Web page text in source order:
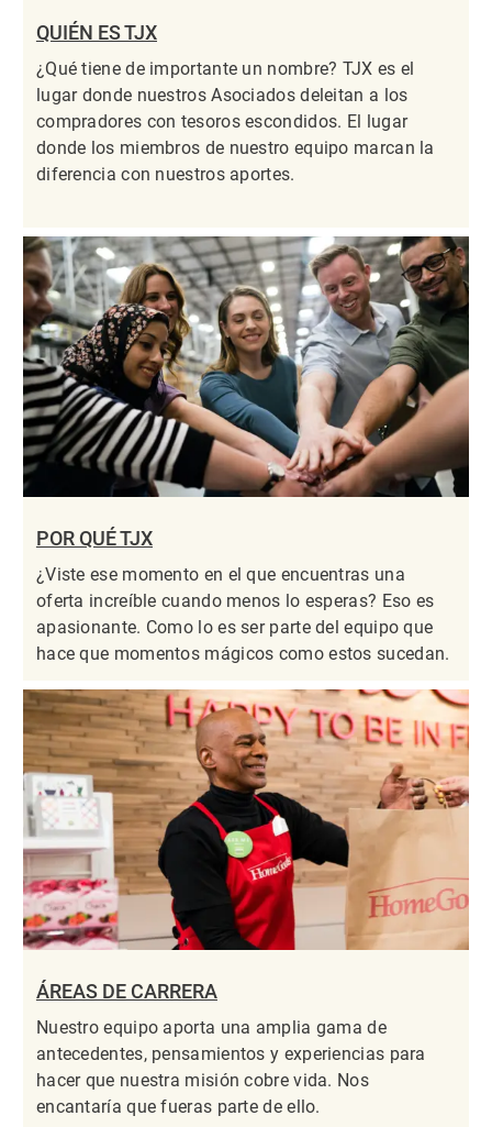
QUIÉN ES TJX
¿Qué tiene de importante un nombre? TJX es el
lugar donde nuestros Asociados deleitan a los
compradores con tesoros escondidos. El lugar
donde los miembros de nuestro equipo marcan la
diferencia con nuestros aportes.
POR QUÉ TJX
¿Viste ese momento en el que encuentras una
oferta increíble cuando menos lo esperas? Eso es
apasionante. Como lo es ser parte del equipo que
hace que momentos mágicos como estos sucedan.
ÁREAS DE CARRERA
Nuestro equipo aporta una amplia gama de
antecedentes, pensamientos y experiencias para
hacer que nuestra misión cobre vida. Nos
encantaría que fueras parte de ello.